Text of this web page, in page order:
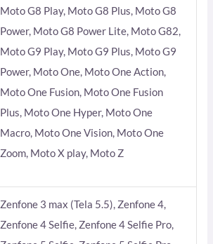
Moto G8 Play, Moto G8 Plus, Moto G8
Power, Moto G8 Power Lite, Moto G82,
Moto G9 Play, Moto G9 Plus, Moto G9
Power, Moto One, Moto One Action,
Moto One Fusion, Moto One Fusion
Plus, Moto One Hyper, Moto One
Macro, Moto One Vision, Moto One
Zoom, Moto X play, Moto Z
Zenfone 3 max (Tela 5.5), Zenfone 4,
Zenfone 4 Selfie, Zenfone 4 Selfie Pro,